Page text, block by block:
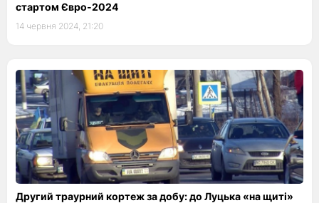
стартом Євро-2024
14 червня 2024, 21:20
Другий траурний кортеж за добу: до Луцька «на щиті»